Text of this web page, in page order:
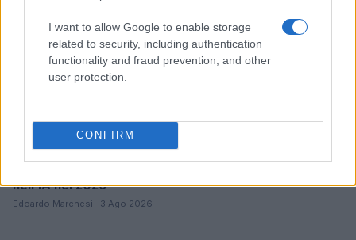
I want to allow Google to enable storage
related to security, including authentication
functionality and fraud prevention, and other
user protection.
CONFIRM
nell’IA nel 2026
Edoardo Marchesi · 3 Ago 2026